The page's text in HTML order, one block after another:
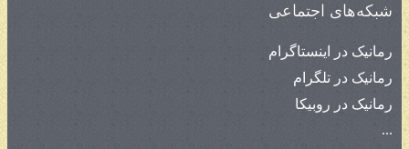
شبکه‌های اجتماعی
رمانیک در اینستاگرام
رمانیک در تلگرام
رمانیک در روبیکا
...